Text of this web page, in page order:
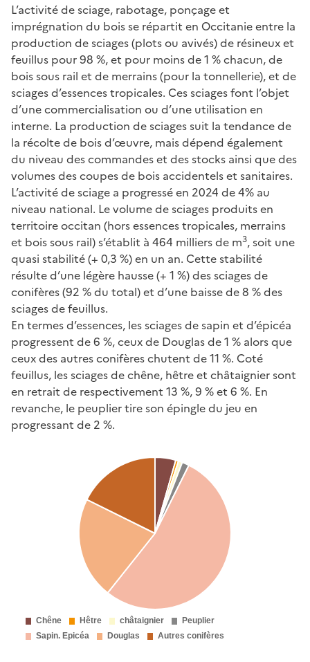
L’activité de sciage, rabotage, ponçage et
imprégnation du bois se répartit en Occitanie entre la
production de sciages (plots ou avivés) de résineux et
feuillus pour 98 %, et pour moins de 1 % chacun, de
bois sous rail et de merrains (pour la tonnellerie), et de
sciages d’essences tropicales. Ces sciages font l’objet
d’une commercialisation ou d’une utilisation en
interne. La production de sciages suit la tendance de
la récolte de bois d’œuvre, mais dépend également
du niveau des commandes et des stocks ainsi que des
volumes des coupes de bois accidentels et sanitaires.
L’activité de sciage a progressé en 2024 de 4% au
niveau national. Le volume de sciages produits en
territoire occitan (hors essences tropicales, merrains
et bois sous rail) s’établit à 464 milliers de m3, soit une
quasi stabilité (+ 0,3 %) en un an. Cette stabilité
résulte d’une légère hausse (+ 1 %) des sciages de
conifères (92 % du total) et d’une baisse de 8 % des
sciages de feuillus.
En termes d’essences, les sciages de sapin et d’épicéa
progressent de 6 %, ceux de Douglas de 1 % alors que
ceux des autres conifères chutent de 11 %. Coté
feuillus, les sciages de chêne, hêtre et châtaignier sont
en retrait de respectivement 13 %, 9 % et 6 %. En
revanche, le peuplier tire son épingle du jeu en
progressant de 2 %.